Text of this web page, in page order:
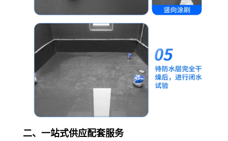
二、一站式供应配套服务